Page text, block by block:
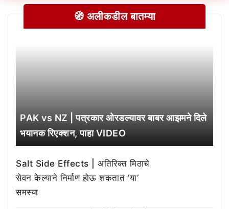
🧭 अलीकडील बातम्या
PAK vs NZ | पत्रकार ओरडल्यावर बाबर आझमने दिले
भयानक रिएक्शन, पाहा VIDEO
Salt Side Effects | अतिरिक्त मिठाचे
सेवन केल्याने निर्माण होऊ शकतात ‘या’
समस्या